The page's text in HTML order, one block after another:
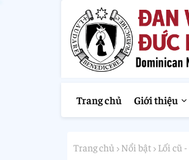
Trang chủ Giới thiệu
Trang chủ Nổi bật Lối cũ